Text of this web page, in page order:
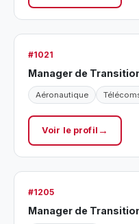
#1021
Manager de
Aéronautique
Voir le profil
#1205
Manager de